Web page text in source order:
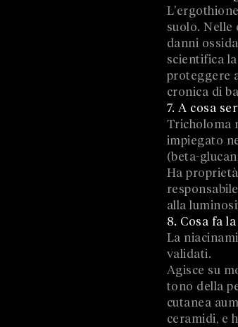
suolo. Nelle
danni
scientifica
proteggere
cronica di
7. A cosa
Tricholoma
impiegato
(beta-
Ha
alla
8. Cosa fa
La
validati.
Agisce su
tono della
cutanea
ceramidi, e